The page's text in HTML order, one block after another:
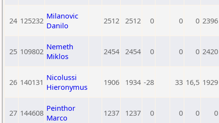
24 125232 Milanovic
Danilo
2512 2512 0 0 0 2396
25 109802 Nemeth
Miklos
2454 2454 0 0 0 2420
26 140131 Nicolussi
Hieronymus
1906 1934 -28 33 16,5 1929
27 144608 Peinthor
Marco
1237 1237 0 0 0 0